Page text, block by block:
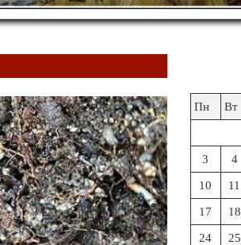
Пн
Вт
3 4
10 11
17 18
24 25